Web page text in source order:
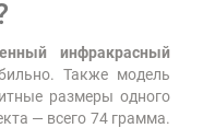
инфракрасный
Также модель
размеры одного
— всего 74 грамма.